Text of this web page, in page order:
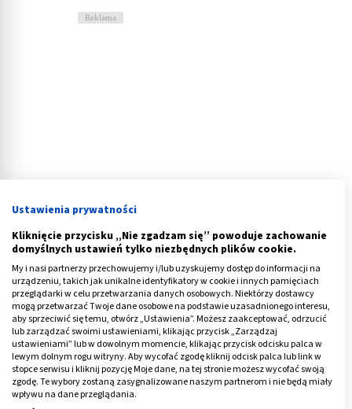
Reklama
Przepuklina rozworu przełykowego -
leczenie domowe
Leczenie domowe przepukliny rozworu
przełykowegoto przede wszystkim stosowanie
wszelkich środków profilaktycznych i zapobiegawczych
łagodzących objawy choroby oraz wspomaganie
Ustawienia prywatności
Kliknięcie przycisku „Nie zgadzam się” powoduje zachowanie
domyślnych ustawień tylko niezbędnych plików cookie.
My i nasi partnerzy przechowujemy i/lub uzyskujemy dostęp do informacji na
urządzeniu, takich jak unikalne identyfikatory w cookie i innych pamięciach
przeglądarki w celu przetwarzania danych osobowych. Niektórzy dostawcy
mogą przetwarzać Twoje dane osobowe na podstawie uzasadnionego interesu,
aby sprzeciwić się temu, otwórz „Ustawienia”. Możesz zaakceptować, odrzucić
lub zarządzać swoimi ustawieniami, klikając przycisk „Zarządzaj
ustawieniami” lub w dowolnym momencie, klikając przycisk odcisku palca w
lewym dolnym rogu witryny. Aby wycofać zgodę kliknij odcisk palca lub link w
stopce serwisu i kliknij pozycję Moje dane, na tej stronie możesz wycofać swoją
zgodę. Te wybory zostaną zasygnalizowane naszym partnerom i nie będą miały
wpływu na dane przeglądania.